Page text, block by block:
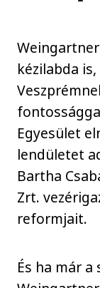
kézilabda
Egyesület
lendületet
Bartha
Zrt.
reformjait.
És ha már